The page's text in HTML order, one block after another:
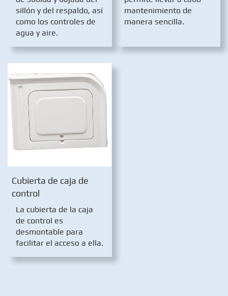
sillón y del respaldo, así
como los controles de
agua y aire.
mantenimiento de
manera sencilla.
Cubierta de caja de
control
La cubierta de la caja
de control es
desmontable para
facilitar el acceso a ella.